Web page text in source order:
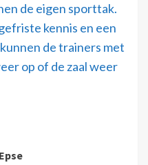
de eigen sporttak.
kennis en een
de trainers met
op of de zaal weer